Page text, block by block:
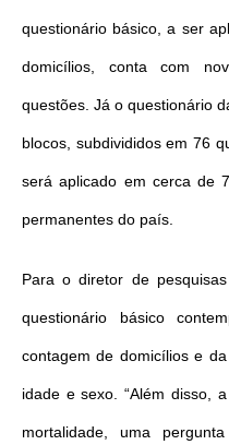
questionário básico, a ser
domicílios, conta com
questões. Já o questionário
blocos, subdivididos em 76
será aplicado em cerca de
permanentes do país.
Para o diretor de
questionário básico
contagem de domicílios e
idade e sexo. “Além disso,
mortalidade, uma